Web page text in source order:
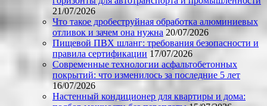
21/07/2026
Что такое дробеструйная обработка алюминиевых
отливок и зачем она нужна 20/07/2026
Пищевой ПВХ шланг: требования безопасности и
правила сертификации 17/07/2026
Современные технологии асфальтобетонных
покрытий: что изменилось за последние 5 лет
16/07/2026
Настенный кондиционер для квартиры и дома: